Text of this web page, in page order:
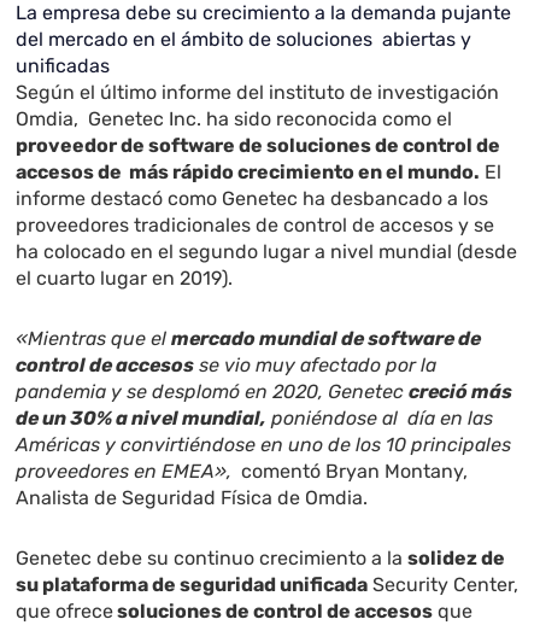
La empresa debe su crecimiento a la demanda pujante
del mercado en el ámbito de soluciones abiertas y
unificadas
Según el último informedel instituto de investigación
Omdia, Genetec Inc. ha sido reconocida como el
proveedor de software de soluciones de control de
accesos de más rápido crecimiento en el mundo. El
informe destacó como Genetec ha desbancado a los
proveedores tradicionales de control de accesos y se
ha colocado en el segundo lugar a nivel mundial (desde
el cuarto lugar en 2019).
«Mientras que elmercado mundial de software de
control de accesos se vio muy afectado por la
pandemia y se desplomó en 2020, Geneteccreció más
de un 30% a nivel mundial, poniéndose al día en las
Américas y convirtiéndose en uno de los 10 principales
proveedores en EMEA», comentó Bryan Montany,
Analista de Seguridad Física de Omdia.
Genetec debe su continuo crecimiento a lasolidez de
su plataforma de seguridad unificada Security Center,
que ofrecesoluciones de control de accesos que